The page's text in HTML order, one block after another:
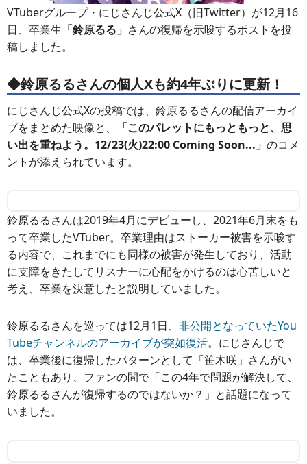
VTuberグループ・にじさんじ公式X（旧Twitter）が12月16
日、卒業生 「鈴原るる」 さんの復帰を示唆するポストを投
稿しました。
◆鈴原るるさんの個人Xも約4年ぶりに更新！
にじさんじ公式Xの投稿では、鈴原るるさんの配信アーカイ
ブをまとめた映像と、
「このパレットにもっともっと、思
い出を重ねよう。12/23(火)22:00 Coming Soon...」 のコメ
ントが添えられています。
鈴原るるさんは2019年4月にデビューし、2021年6月末をも
って卒業したVTuber。卒業理由はストーカー被害を示唆す
る内容で、これまでにも同様の被害が発生しており、活動
に支障をきたしてリスナーに心配をかけるのは心苦しいと
考え、卒業を決意したと説明していました。
鈴原るるさんを巡っては12月1日、 非公開となっていたYou
Tubeチャンネルのアーカイブが突如復活。にじさんじで
は、卒業後に復帰したパターンとして「笹木咲」さんがい
たこともあり、ファンの間で「この4年で問題が解決して、
鈴原るるさんが復帰するのではないか？」と話題になって
いました。